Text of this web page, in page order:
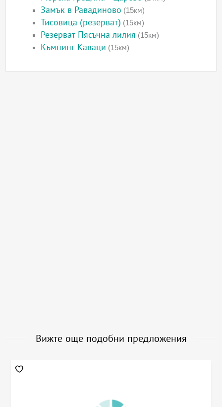
Замък в Равадиново (15км)
Тисовица (резерват) (15км)
Резерват Пясъчна лилия (15км)
Къмпинг Каваци (15км)
Вижте още подобни предложения